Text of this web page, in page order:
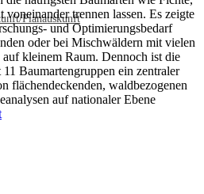
Planauskunfttrennen lassen. Es zeigte
und Optimierungsbedarf
oder bei Mischwäldern mit vielen
kleinem Raum. Dennoch ist die
Baumartengruppen ein zentraler
flächendeckenden, waldbezogenen
auf nationaler Ebene